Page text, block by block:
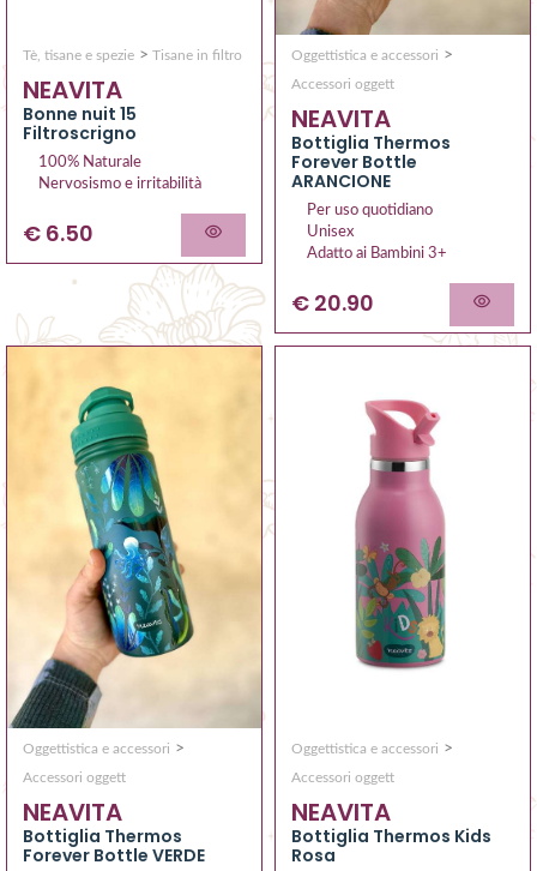
Tè, tisane e spezie > Tisane in filtro
NEAVITA
Bonne nuit 15
Filtroscrigno
100% Naturale
Nervosismo e irritabilità
€ 6.50
Oggettistica e accessori >
Accessori oggett
NEAVITA
Bottiglia Thermos
Forever Bottle
ARANCIONE
Per uso quotidiano
Unisex
Adatto ai Bambini 3+
€ 20.90
Oggettistica e accessori >
Accessori oggett
NEAVITA
Bottiglia Thermos
Forever Bottle VERDE
Oggettistica e accessori >
Accessori oggett
NEAVITA
Bottiglia Thermos Kids
Rosa